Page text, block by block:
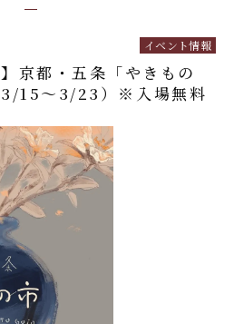
京都・五条「やきもの
3/15～3/23）※入場無料
イベント情報